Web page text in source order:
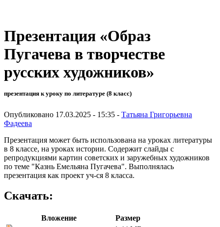
Презентация «Образ
Пугачева в творчестве
русских художников»
презентация к уроку по литературе (8 класс)
Опубликовано 17.03.2025 - 15:35 - Татьяна Григорьевна
Фадеева
Презентация может быть использована на уроках литературы
в 8 классе, на уроках истории. Содержит слайды с
репродукциями картин советских и заружебных художников
по теме "Казнь Емельяна Пугачева". Выполнялась
презентация как проект уч-ся 8 класса.
Скачать:
Вложение
Размер